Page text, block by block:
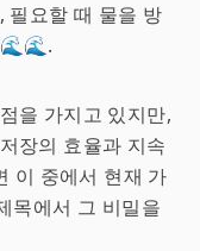
필요할 때 물을 방
🌊🌊.
을 가지고 있지만,
장의 효율과 지속
이 중에서 현재 가
목에서 그 비밀을